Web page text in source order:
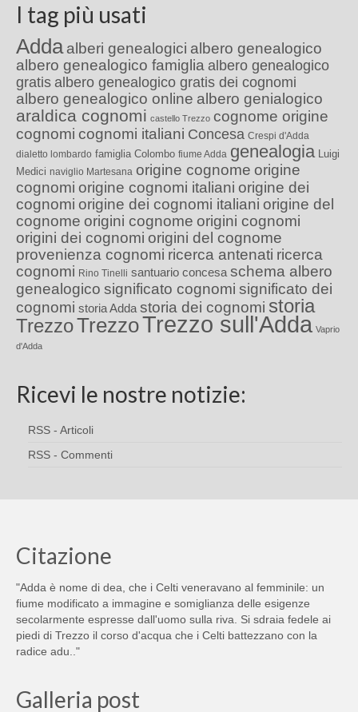
I tag più usati
Adda alberi genealogici albero genealogico
albero genealogico famiglia albero genealogico
gratis albero genealogico gratis dei cognomi
albero genealogico online albero genialogico
araldica cognomi castello Trezzo cognome origine
cognomi cognomi italiani Concesa Crespi d'Adda
dialetto lombardo famiglia Colombo fiume Adda genealogia Luigi
Medici naviglio Martesana origine cognome origine
cognomi origine cognomi italiani origine dei
cognomi origine dei cognomi italiani origine del
cognome origini cognome origini cognomi
origini dei cognomi origini del cognome
provenienza cognomi ricerca antenati ricerca
cognomi Rino Tinelli santuario concesa schema albero
genealogico significato cognomi significato dei
cognomi storia Adda storia dei cognomi storia
TrezzoTrezzoTrezzo sull'Adda Vaprio
d'Adda
Ricevi le nostre notizie:
RSS - Articoli
RSS - Commenti
Citazione
"Adda è nome di dea, che i Celti veneravano al femminile: un
fiume modificato a immagine e somiglianza delle esigenze
secolarmente espresse dall'uomo sulla riva. Si sdraia fedele ai
piedi di Trezzo il corso d'acqua che i Celti battezzano con la
radice adu.."
Galleria post